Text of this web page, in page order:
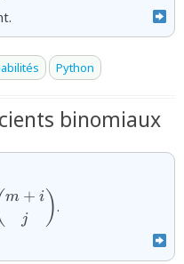
Python
binomiaux
j
m + i ).